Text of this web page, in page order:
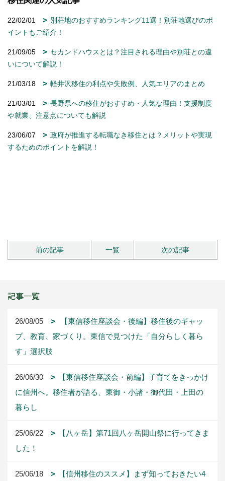
22/02/01
別荘地のおすすめランキング11選！別荘地選びのポ
イントもご紹介！
21/09/05
セカンドハウスとは？注目される理由や別荘との違
いについて解説！
21/03/18 軽井沢移住の利点や失敗例、人気エリアのまとめ
21/03/01
長野県への移住がおすすめ・人気な理由！支援制度
や就業、注意点についても解説
23/06/07
政府が推進する転職なき移住とは？メリットや実現
するためのポイントを解説！
前の記事 一覧 次の記事
記事一覧
26/08/05
【東信移住座談会・後編】移住後のギャッ
プ、教育、家づくり。東信で見つけた「自分らしく暮ら
す」選択肢
26/06/30
【東信移住座談会・前編】子育てをきっかけ
に信州へ。移住者が語る、東御・小諸・御代田・上田の
暮らし
25/06/22
【八ヶ岳】第71回八ヶ岳開山祭に行ってきま
した！
25/06/18 【信州移住のススメ】まず知っておきたい4